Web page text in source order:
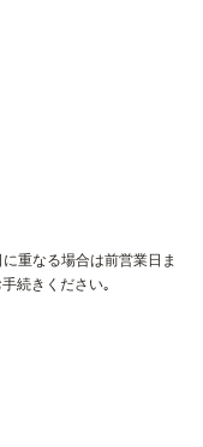
重なる場合は前営業日ま
続きください｡